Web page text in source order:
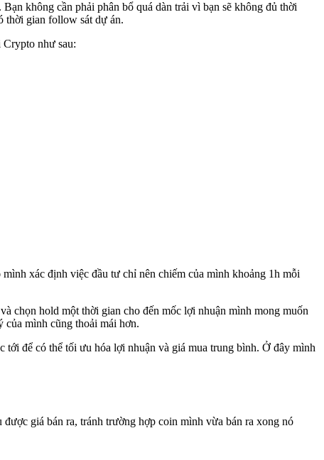
không cần phải phân bổ quá dàn trải vì bạn sẽ không đủ thời
thời gian follow sát dự án.
Crypto như sau:
xác định việc đầu tư chỉ nên chiếm của mình khoảng 1h mỗi
chọn hold một thời gian cho đến mốc lợi nhuận mình mong muốn
mình cũng thoải mái hơn.
để có thể tối ưu hóa lợi nhuận và giá mua trung bình. Ở đây mình
giá bán ra, tránh trường hợp coin mình vừa bán ra xong nó